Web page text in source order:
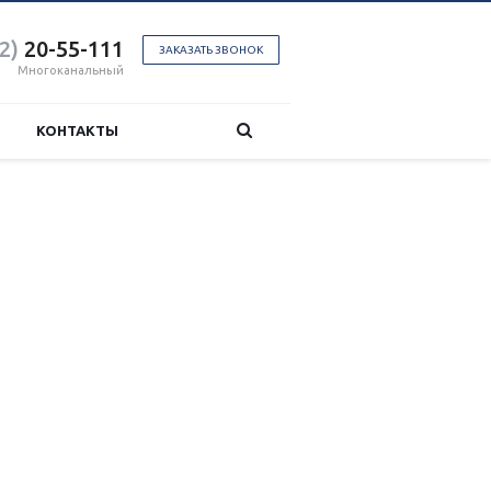
ЗАКАЗАТЬ ЗВОНОК
20-55-111
Многоканальный
КОНТАКТЫ